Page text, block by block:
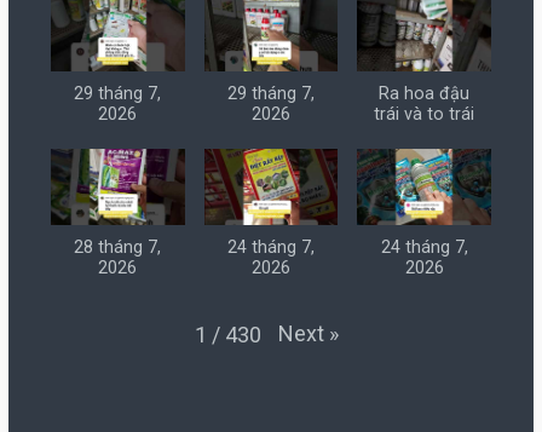
29 tháng 7,
2026
29 tháng 7,
2026
Ra hoa đậu
trái và to trái
28 tháng 7,
2026
24 tháng 7,
2026
24 tháng 7,
2026
1 / 430 Next »